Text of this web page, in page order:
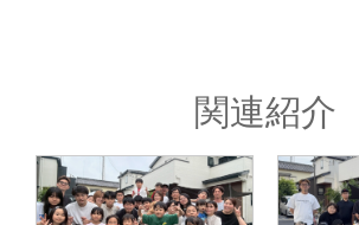
関連紹介